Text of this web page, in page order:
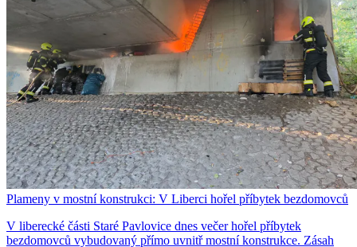
Plameny v mostní konstrukci: V Liberci hořel příbytek bezdomovců
V liberecké části Staré Pavlovice dnes večer hořel příbytek
bezdomovců vybudovaný přímo uvnitř mostní konstrukce. Zásah